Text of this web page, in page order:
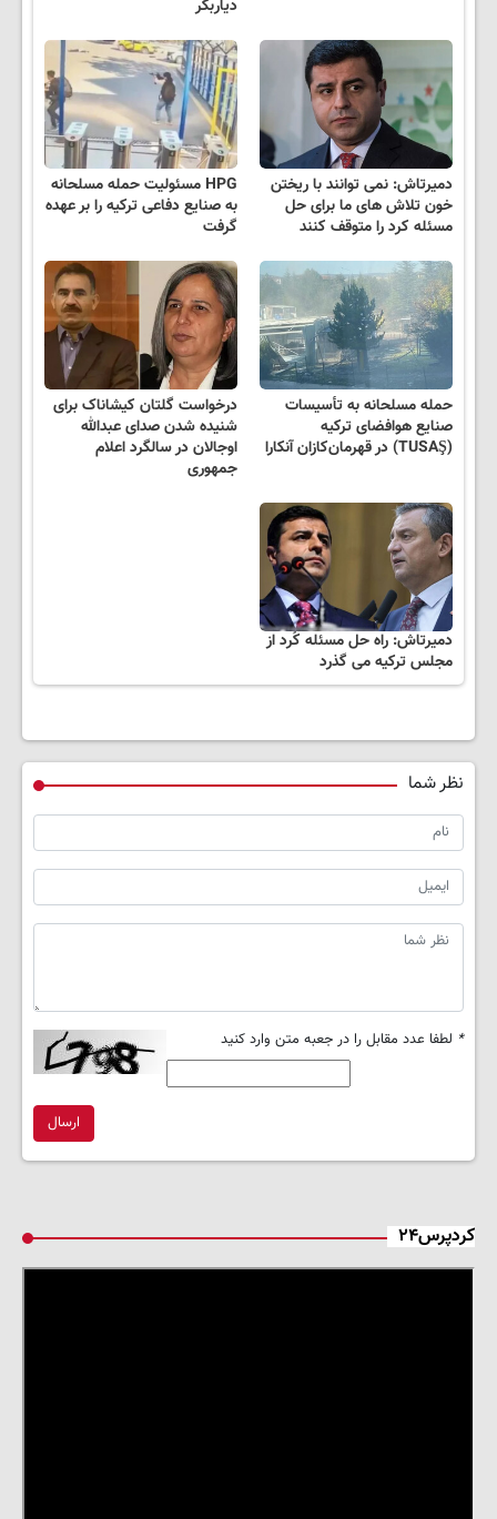
دیاربکر
دمیرتاش: نمی توانند با ریختن
خون تلاش های ما برای حل
مسئله کرد را متوقف کنند
HPG مسئولیت حمله مسلحانه
به صنایع دفاعی ترکیه را بر عهده
گرفت
حمله مسلحانه به تأسیسات
صنایع هوافضای ترکیه
(TUSAŞ) در قهرمان‌کازان آنکارا
درخواست گلتان کیشاناک برای
شنیده شدن صدای عبدالله
اوجالان در سالگرد اعلام
جمهوری
دمیرتاش: راه حل مسئله کُرد از
مجلس ترکیه می گذرد
نظر شما
* لطفا عدد مقابل را در جعبه متن وارد کنید
ارسال
کردپرس۲۴